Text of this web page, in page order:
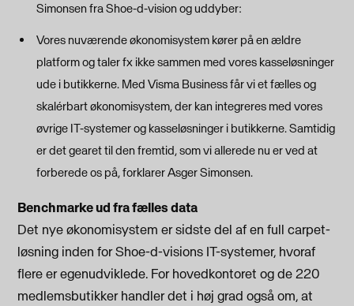
Simonsen fra Shoe-d-vision og uddyber:
Vores nuværende økonomisystem kører på en ældre
platform og taler fx ikke sammen med vores kasseløsninger
ude i butikkerne. Med Visma Business får vi et fælles og
skalérbart økonomisystem, der kan integreres med vores
øvrige IT-systemer og kasseløsninger i butikkerne. Samtidig
er det gearet til den fremtid, som vi allerede nu er ved at
forberede os på, forklarer Asger Simonsen.
Benchmarke ud fra fælles data
Det nye økonomisystem er sidste del af en full carpet-
løsning inden for Shoe-d-visions IT-systemer, hvoraf
flere er egenudviklede. For hovedkontoret og de 220
medlemsbutikker handler det i høj grad også om, at